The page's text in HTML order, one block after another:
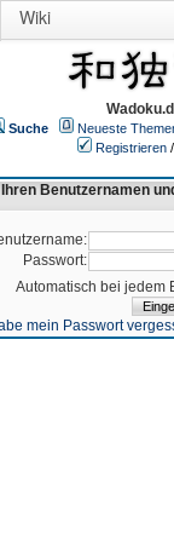
Wiki
Suche Neueste
Registrieren /
Benutzernamen
Passwort:
Automatisch bei jedem
mein Passwort